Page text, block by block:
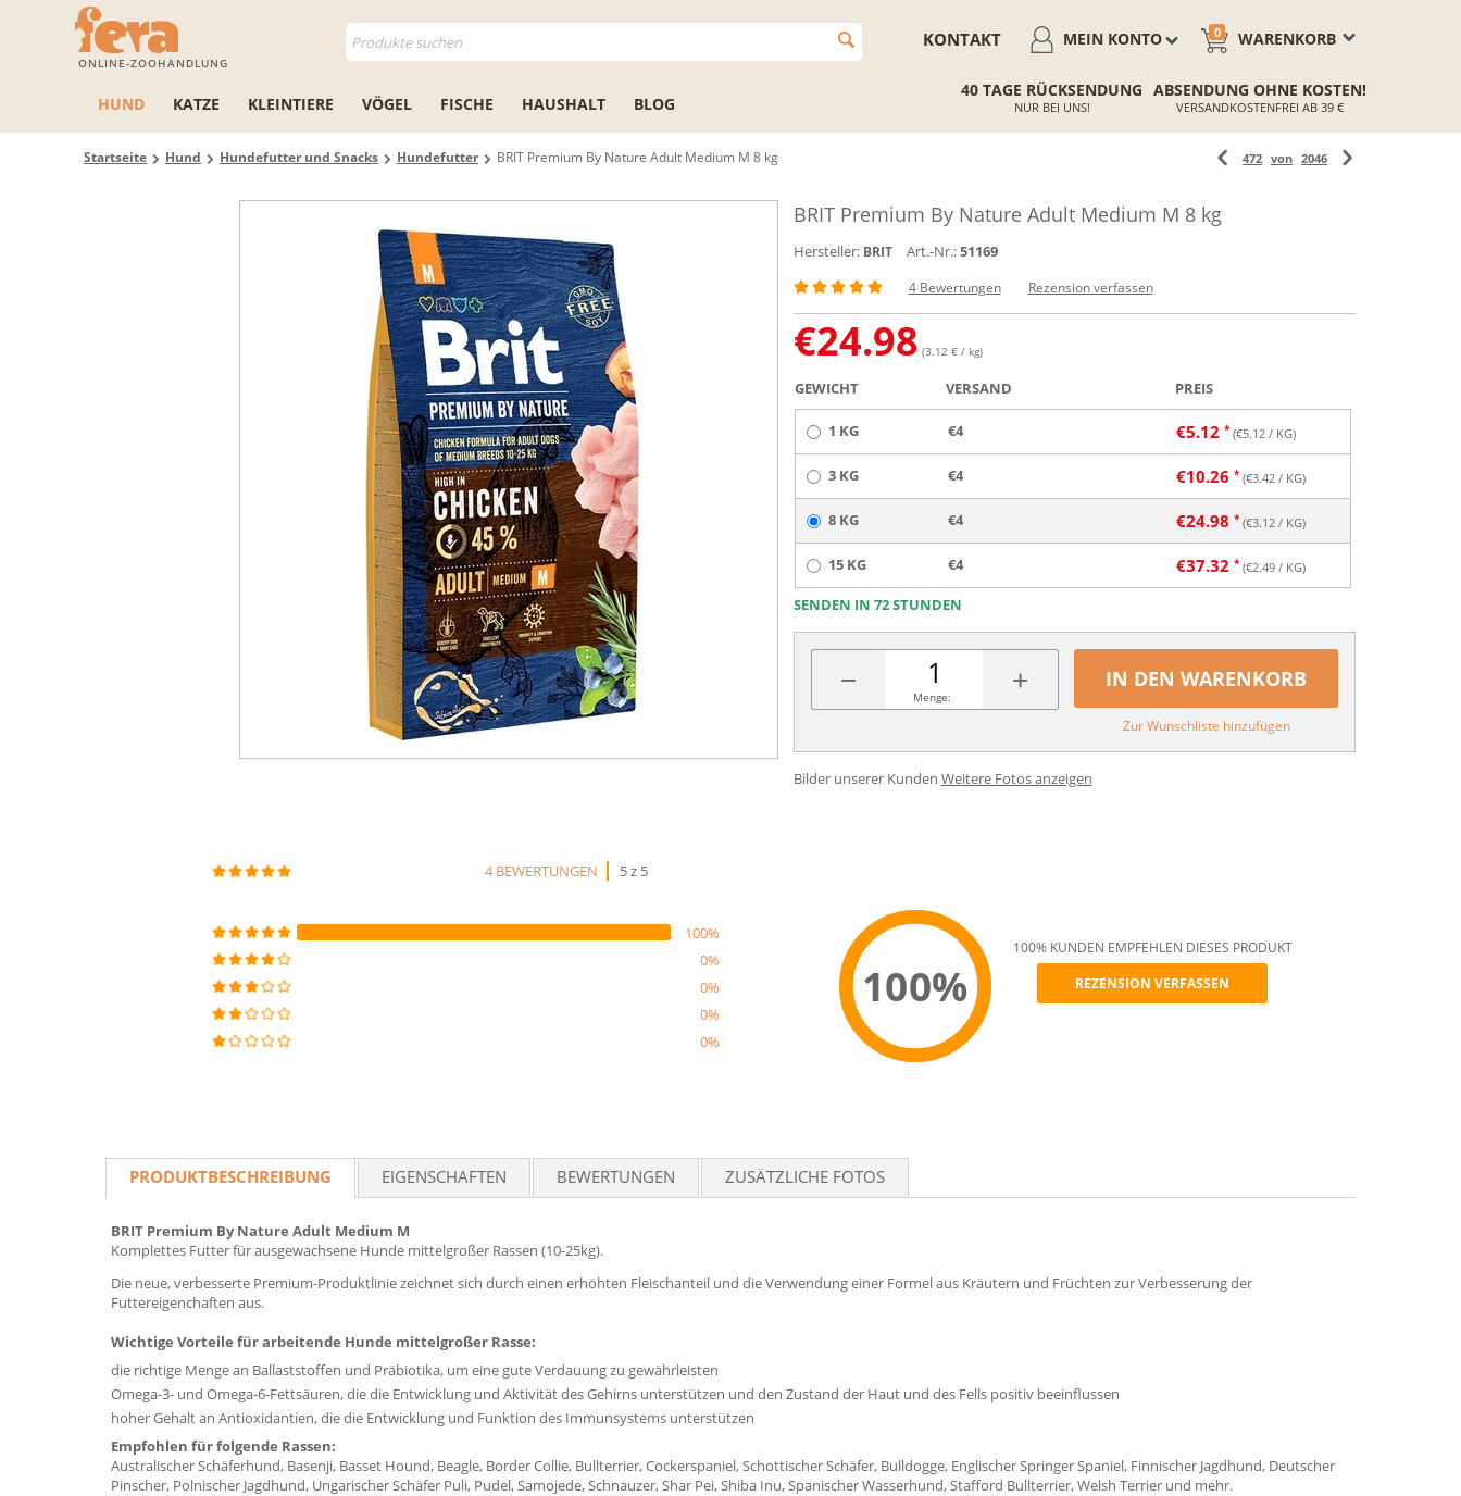
ONLINE-ZOOHANDLUNG
WARENKORB
0
MEIN KONTO
KONTAKT
HUND KATZE KLEINTIERE VÖGEL FISCHE HAUSHALT BLOG
40 TAGE RÜCKSENDUNG
NUR BEI UNS!
ABSENDUNG OHNE KOSTEN!
VERSANDKOSTENFREI AB 39 €
Startseite Hund Hundefutter und Snacks Hundefutter BRIT Premium By Nature Adult Medium M 8 kg 472 von 2046
BRIT Premium By Nature Adult Medium M 8 kg
Hersteller: BRIT Art.-Nr.:51169
4 Bewertungen Rezension verfassen
€24.98 (3.12 € / kg)
GEWICHT VERSAND PREIS
1 KG €4 €5.12 (€5.12/ KG)
3 KG €4 €10.26 (€3.42/ KG)
8 KG €4 €24.98 (€3.12/ KG)
15 KG €4 €37.32 (€2.49/ KG)
SENDEN IN 72 STUNDEN
− +
Menge:
IN DEN WARENKORB
Zur Wunschliste hinzufügen
Bilder unserer Kunden Weitere Fotos anzeigen
4 BEWERTUNGEN 5 z 5
100%
0%
0%
0%
0%
100%
Recommend
100% KUNDEN EMPFEHLEN DIESES PRODUKT
REZENSION VERFASSEN
PRODUKTBESCHREIBUNG EIGENSCHAFTEN BEWERTUNGEN ZUSÄTZLICHE FOTOS
BRIT Premium By Nature Adult Medium M
Komplettes Futter für ausgewachsene Hunde mittelgroßer Rassen (10-25kg).
Die neue, verbesserte Premium-Produktlinie zeichnet sich durch einen erhöhten Fleischanteil und die Verwendung einer Formel aus Kräutern und Früchten zur Verbesserung der
Futtereigenchaften aus.
Wichtige Vorteile für arbeitende Hunde mittelgroßer Rasse:
die richtige Menge an Ballaststoffen und Präbiotika, um eine gute Verdauung zu gewährleisten
Omega-3- und Omega-6-Fettsäuren, die die Entwicklung und Aktivität des Gehirns unterstützen und den Zustand der Haut und des Fells positiv beeinflussen
hoher Gehalt an Antioxidantien, die die Entwicklung und Funktion des Immunsystems unterstützen
Empfohlen für folgende Rassen:
Australischer Schäferhund, Basenji, Basset Hound, Beagle, Border Collie, Bullterrier, Cockerspaniel, Schottischer Schäfer, Bulldogge, Englischer Springer Spaniel, Finnischer Jagdhund, Deutscher
Pinscher, Polnischer Jagdhund, Ungarischer Schäfer Puli, Pudel, Samojede, Schnauzer, Shar Pei, Shiba Inu, Spanischer Wasserhund, Stafford Bullterrier, Welsh Terrier und mehr.